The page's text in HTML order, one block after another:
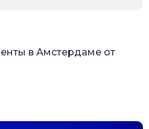
в Амстердаме от